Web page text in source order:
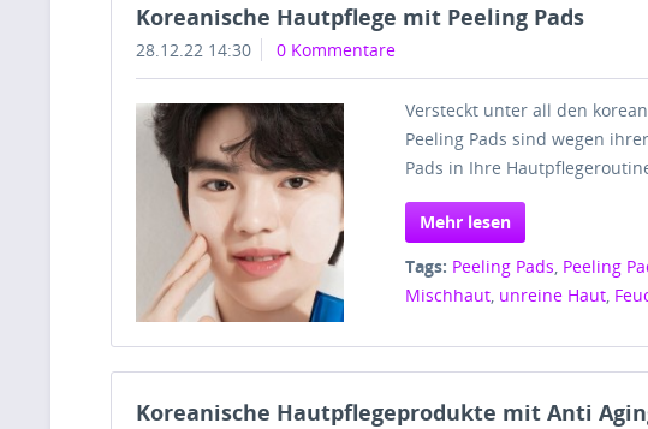
Koreanische Hautpflege mit Peeling Pads
28.12.22 14:30 0 Kommentare
Versteckt unter all den
Peeling Pads sind wegen
Pads in Ihre
Mehr lesen
Tags: Peeling Pads Peeling
Mischhaut unreine Haut
Koreanische Hautpflegeprodukte mit Anti